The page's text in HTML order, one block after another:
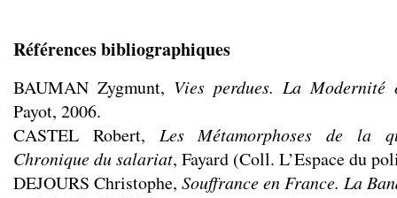
Références bibliographiques
BAUMAN Zygmunt, Vies perdues. La Modernité
Payot, 2006.
CASTEL Robert, Les Métamorphoses de la
Chronique du salariat, Fayard (Coll. L’Espace du
DEJOURS Christophe, Souffrance en France. La